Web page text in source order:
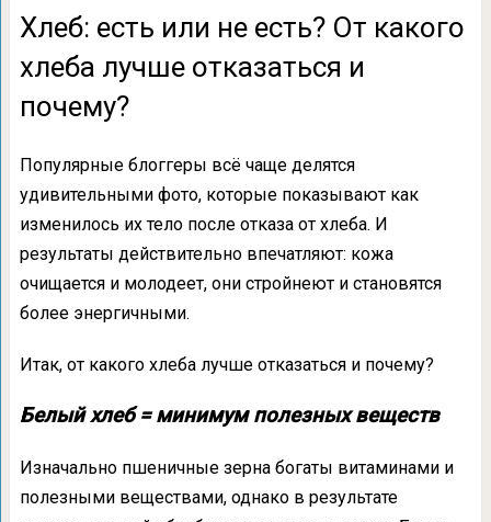
Хлеб: есть или не есть? От какого
хлеба лучше отказаться и
почему?
Популярные блоггеры всё чаще делятся
удивительными фото, которые показывают как
изменилось их тело после отказа от хлеба. И
результаты действительно впечатляют: кожа
очищается и молодеет, они стройнеют и становятся
более энергичными.
Итак, от какого хлеба лучше отказаться и почему?
Белый хлеб = минимум полезных веществ
Изначально пшеничные зерна богаты витаминами и
полезными веществами, однако в результате